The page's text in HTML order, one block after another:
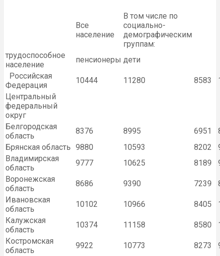
Все
население
В том числе по
социально-
демографическим
группам:
трудоспособное
население
пенсионеры дети
Российская
Федерация
10444 11280 8583
Центральный
федеральный
округ
Белгородская
область
8376 8995 6951
Брянская область 9880 10593 8202
Владимирская
область
9777 10625 8189
Воронежская
область
8686 9390 7239
Ивановская
область
10102 10966 8405
Калужская
область
10374 11158 8580
Костромская
область
9922 10773 8273